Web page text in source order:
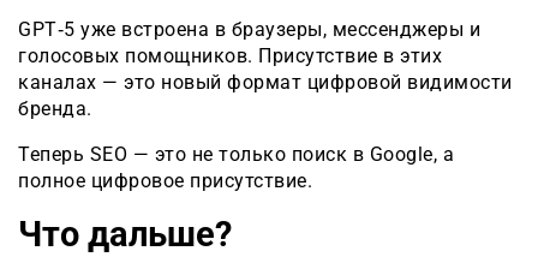
GPT‑5 уже встроена в браузеры, мессенджеры и
голосовых помощников. Присутствие в этих
каналах — это новый формат цифровой видимости
бренда.
Теперь SEO — это не только поиск в Google, а
полное цифровое присутствие.
Что дальше?